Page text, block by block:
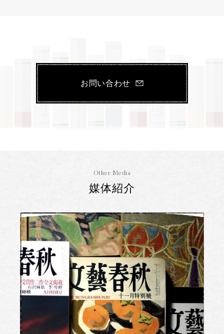
お問い合わせ
Other Media
媒体紹介